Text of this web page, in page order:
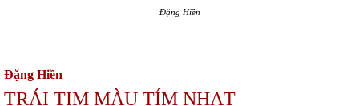
Đặng Hiền
Đặng Hiền
TRÁI TIM MÀU TÍM NHẠT